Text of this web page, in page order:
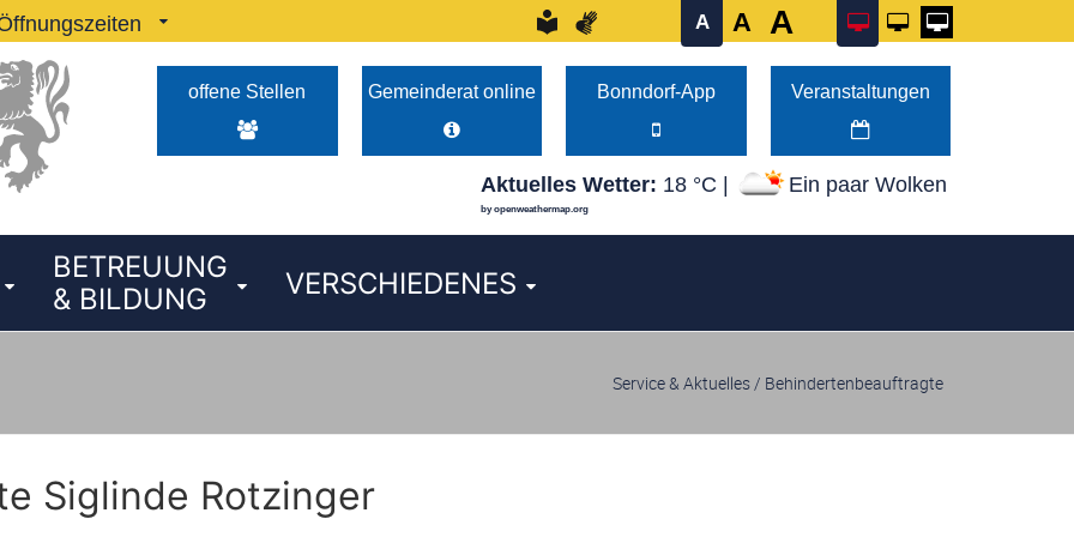
und 14:00–16:00 Uhr Dienstag von 08:00–12:00 Uhr und 14:00–16:00 Uhr Mittwoch von 08:00–12:00 Uhr
A A A
offene Stellen Gemeinderat online Bonndorf-App Veranstaltungen
by openweathermap.org
Aktuelles Wetter: 18 °C | Ein paar Wolken
BETREUUNG
& BILDUNG
VERSCHIEDENES
Service & Aktuelles / Behindertenbeauftragte
Siglinde Rotzinger